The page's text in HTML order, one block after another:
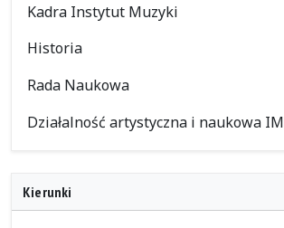
Kadra Instytut Muzyki
Historia
Rada Naukowa
Działalność artystyczna i naukowa IM
Kierunki